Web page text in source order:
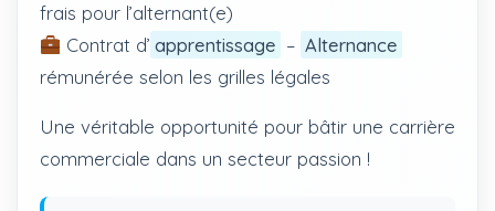
frais pour l’alternant(e)
Contrat d’ apprentissage – Alternance
rémunérée selon les grilles légales
Une véritable opportunité pour bâtir une carrière
commerciale dans un secteur passion !